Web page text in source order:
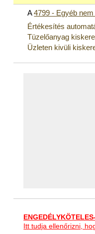
A4799 - Egyéb
Értékesítés
Tüzelőanyag
Üzleten kivüli
Itt tudja ellenőrizni,